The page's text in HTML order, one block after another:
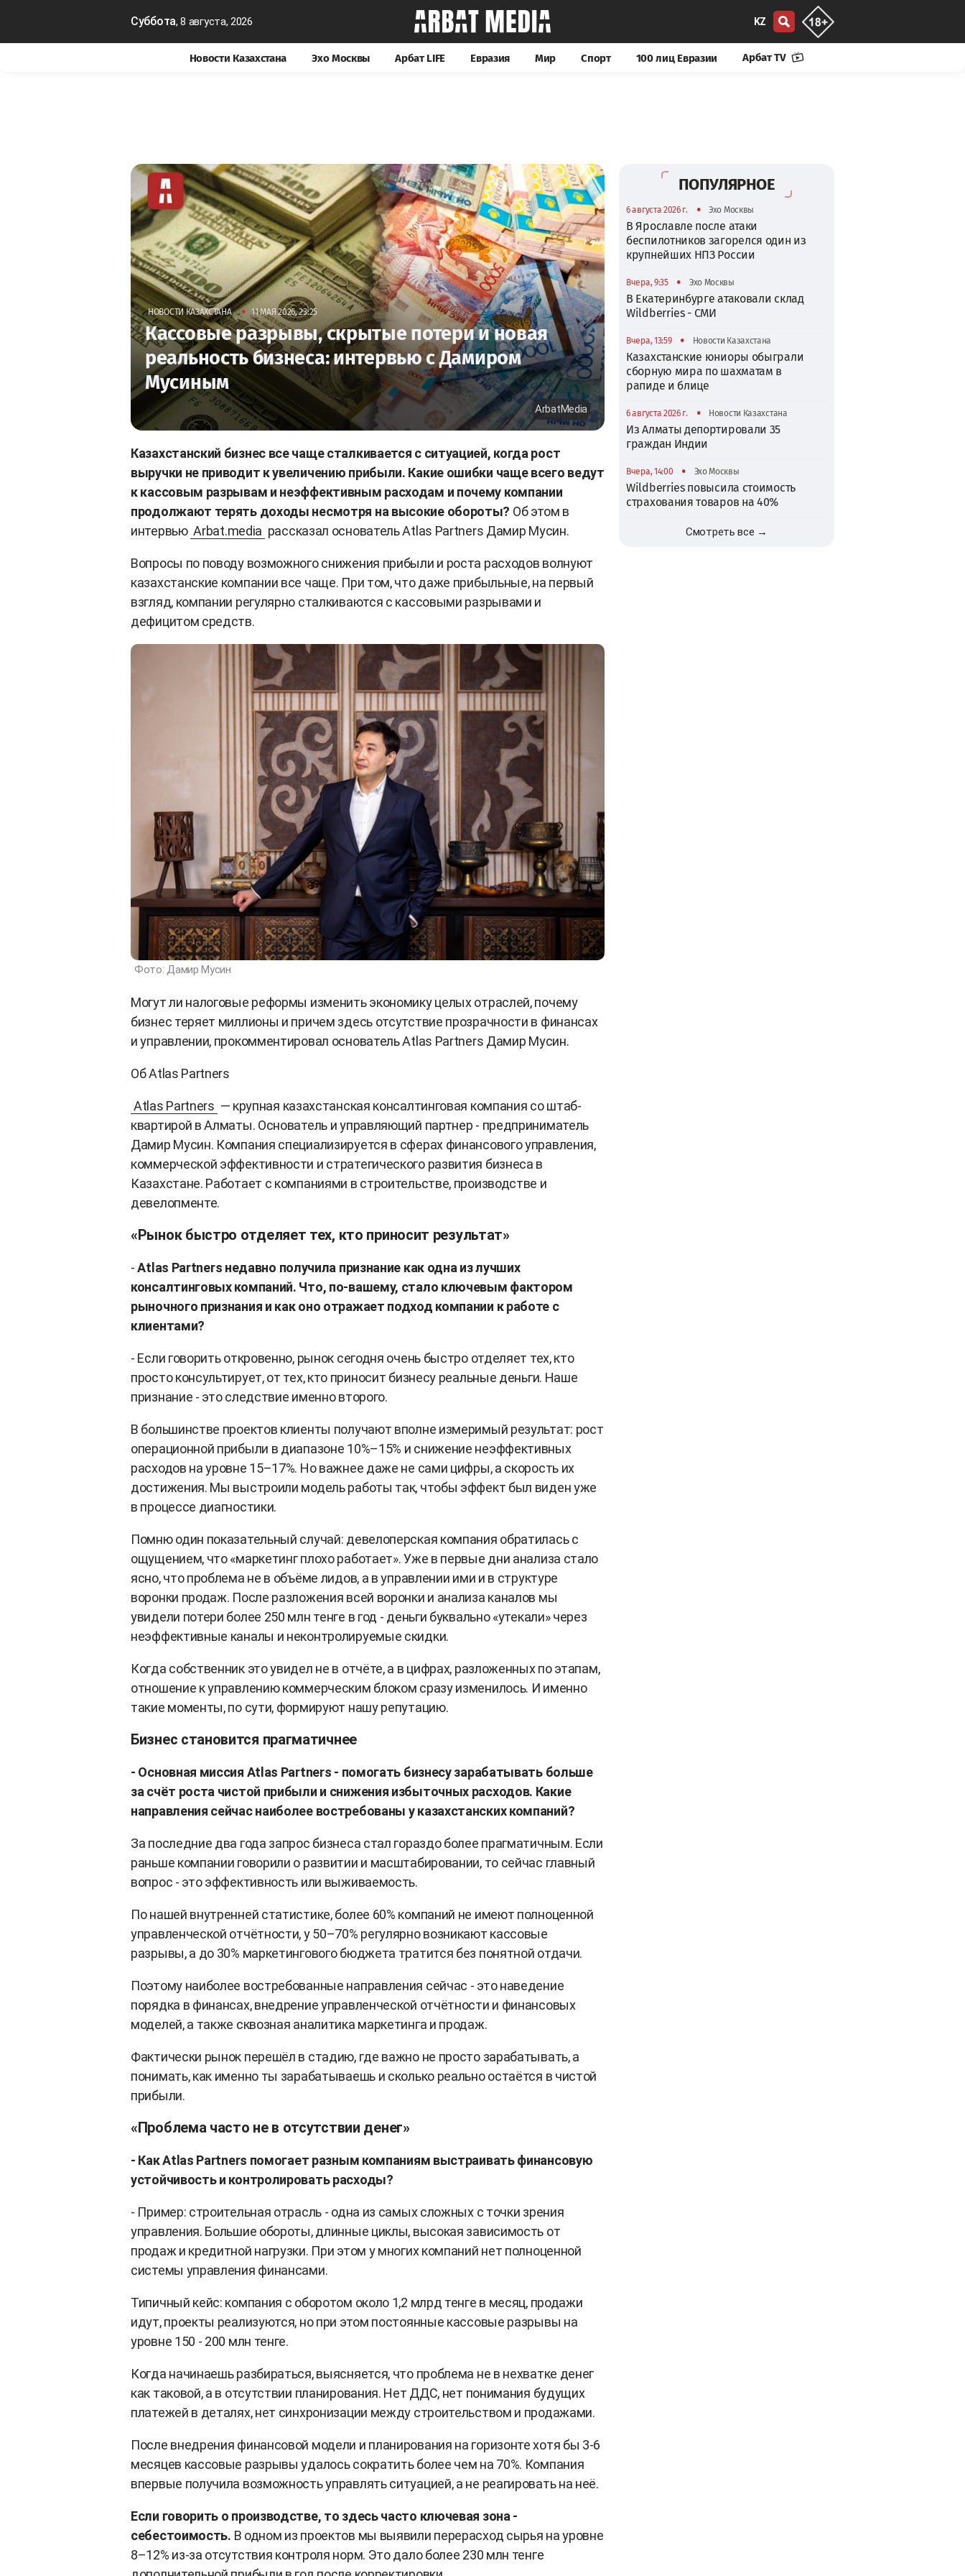
Суббота, 8 августа, 2026 KZ
Новости Казахстана Эхо Москвы Арбат LIFE Евразия Мир Спорт 100 лиц Евразии Арбат TV
ArbatMedia
НОВОСТИ КАЗАХСТАНА • 11 МАЯ 2026, 23:25
Кассовые разрывы, скрытые потери и новая
реальность бизнеса: интервью с Дамиром
Мусиным
Казахстанский бизнес все чаще сталкивается с ситуацией, когда рост
выручки не приводит к увеличению прибыли. Какие ошибки чаще всего ведут
к кассовым разрывам и неэффективным расходам и почему компании
продолжают терять доходы несмотря на высокие обороты? Об этом в
интервью Arbat.media рассказал основатель Atlas Partners Дамир Мусин.
Вопросы по поводу возможного снижения прибыли и роста расходов волнуют
казахстанские компании все чаще. При том, что даже прибыльные, на первый
взгляд, компании регулярно сталкиваются с кассовыми разрывами и
дефицитом средств.
Фото: Дамир Мусин
Могут ли налоговые реформы изменить экономику целых отраслей, почему
бизнес теряет миллионы и причем здесь отсутствие прозрачности в финансах
и управлении, прокомментировал основатель Atlas Partners Дамир Мусин.
Об Atlas Partners
Atlas Partners — крупная казахстанская консалтинговая компания со штаб-
квартирой в Алматы. Основатель и управляющий партнер - предприниматель
Дамир Мусин. Компания специализируется в сферах финансового управления,
коммерческой эффективности и стратегического развития бизнеса в
Казахстане. Работает с компаниями в строительстве, производстве и
девелопменте.
«Рынок быстро отделяет тех, кто приносит результат»
-Atlas Partners недавно получила признание как одна из лучших
консалтинговых компаний. Что, по-вашему, стало ключевым фактором
рыночного признания и как оно отражает подход компании к работе с
клиентами?
- Если говорить откровенно, рынок сегодня очень быстро отделяет тех, кто
просто консультирует, от тех, кто приносит бизнесу реальные деньги. Наше
признание - это следствие именно второго.
В большинстве проектов клиенты получают вполне измеримый результат: рост
операционной прибыли в диапазоне 10%–15% и снижение неэффективных
расходов на уровне 15–17%. Но важнее даже не сами цифры, а скорость их
достижения. Мы выстроили модель работы так, чтобы эффект был виден уже
в процессе диагностики.
Помню один показательный случай: девелоперская компания обратилась с
ощущением, что «маркетинг плохо работает». Уже в первые дни анализа стало
ясно, что проблема не в объёме лидов, а в управлении ими и в структуре
воронки продаж. После разложения всей воронки и анализа каналов мы
увидели потери более 250 млн тенге в год - деньги буквально «утекали» через
неэффективные каналы и неконтролируемые скидки.
Когда собственник это увидел не в отчёте, а в цифрах, разложенных по этапам,
отношение к управлению коммерческим блоком сразу изменилось. И именно
такие моменты, по сути, формируют нашу репутацию.
Бизнес становится прагматичнее
- Основная миссия Atlas Partners - помогать бизнесу зарабатывать больше
за счёт роста чистой прибыли и снижения избыточных расходов. Какие
направления сейчас наиболее востребованы у казахстанских компаний?
За последние два года запрос бизнеса стал гораздо более прагматичным. Если
раньше компании говорили о развитии и масштабировании, то сейчас главный
вопрос - это эффективность или выживаемость.
По нашей внутренней статистике, более 60% компаний не имеют полноценной
управленческой отчётности, у 50–70% регулярно возникают кассовые
разрывы, а до 30% маркетингового бюджета тратится без понятной отдачи.
Поэтому наиболее востребованные направления сейчас - это наведение
порядка в финансах, внедрение управленческой отчётности и финансовых
моделей, а также сквозная аналитика маркетинга и продаж.
Фактически рынок перешёл в стадию, где важно не просто зарабатывать, а
понимать, как именно ты зарабатываешь и сколько реально остаётся в чистой
прибыли.
«Проблема часто не в отсутствии денег»
- Как Atlas Partners помогает разным компаниям выстраивать финансовую
устойчивость и контролировать расходы?
- Пример: строительная отрасль - одна из самых сложных с точки зрения
управления. Большие обороты, длинные циклы, высокая зависимость от
продаж и кредитной нагрузки. При этом у многих компаний нет полноценной
системы управления финансами.
Типичный кейс: компания с оборотом около 1,2 млрд тенге в месяц, продажи
идут, проекты реализуются, но при этом постоянные кассовые разрывы на
уровне 150 - 200 млн тенге.
Когда начинаешь разбираться, выясняется, что проблема не в нехватке денег
как таковой, а в отсутствии планирования. Нет ДДС, нет понимания будущих
платежей в деталях, нет синхронизации между строительством и продажами.
После внедрения финансовой модели и планирования на горизонте хотя бы 3-6
месяцев кассовые разрывы удалось сократить более чем на 70%. Компания
впервые получила возможность управлять ситуацией, а не реагировать на неё.
Если говорить о производстве, то здесь часто ключевая зона -
себестоимость. В одном из проектов мы выявили перерасход сырья на уровне
8–12% из-за отсутствия контроля норм. Это дало более 230 млн тенге
ПОПУЛЯРНОЕ
6 августа 2026 г. • Эхо Москвы
В Ярославле после атаки
беспилотников загорелся один из
крупнейших НПЗ России
Вчера, 9:35 • Эхо Москвы
В Екатеринбурге атаковали склад
Wildberries - СМИ
Вчера, 13:59 • Новости Казахстана
Казахстанские юниоры обыграли
сборную мира по шахматам в
рапиде и блице
6 августа 2026 г. • Новости Казахстана
Из Алматы депортировали 35
граждан Индии
Вчера, 14:00 • Эхо Москвы
Wildberries повысила стоимость
страхования товаров на 40%
Смотреть все →